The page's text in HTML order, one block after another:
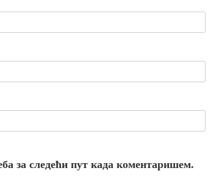
за следећи пут када коментаришем.